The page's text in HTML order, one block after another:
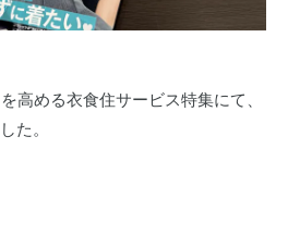
高める衣食住サービス特集にて、
た。